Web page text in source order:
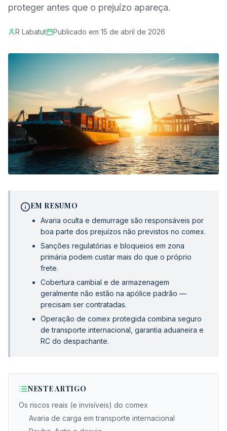
proteger antes que o prejuízo apareça.
R Labatut Publicado em 15 de abril de 2026
EM RESUMO
Avaria oculta e demurrage são responsáveis por
boa parte dos prejuízos não previstos no comex.
Sanções regulatórias e bloqueios em zona
primária podem custar mais do que o próprio
frete.
Cobertura cambial e de armazenagem
geralmente não estão na apólice padrão —
precisam ser contratadas.
Operação de comex protegida combina seguro
de transporte internacional, garantia aduaneira e
RC do despachante.
NESTE ARTIGO
Os riscos reais (e invisíveis) do comex
Avaria de carga em transporte internacional